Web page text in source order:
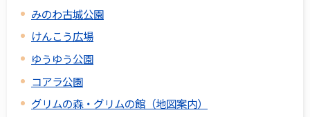
みのわ古城公園
けんこう広場
ゆうゆう公園
コアラ公園
グリムの森・グリムの館（地図案内）